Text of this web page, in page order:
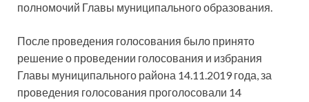
полномочий Главы муниципального образования.
После проведения голосования было принято
решение о проведении голосования и избрания
Главы муниципального района 14.11.2019 года, за
проведения голосования проголосовали 14